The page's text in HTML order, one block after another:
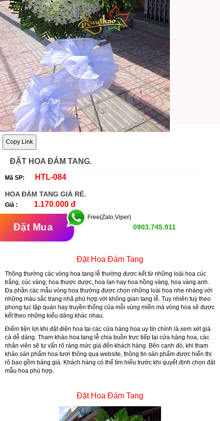
Copy Link
ĐẶT HOA ĐÁM TANG.
Mã SP: HTL-084
HOA ĐÁM TANG GIÁ RẺ.
Giá : 1.170.000 đ
Đặt Mua
Free(Zalo,Viper)
0903.745.911
Đặt Hoa Đám Tang
Thông thường các vòng hoa tang lễ thường được kết từ những loài hoa cúc
trắng, cúc vàng, hoa thược dược, hoa lan hay hoa hồng vàng, hoa vàng anh.
Đa phần các mẫu vòng hoa thường được chọn những loài hoa nhẹ nhàng với
những màu sắc trang nhã phù hợp với không gian tang lễ. Tuy nhiên tuỳ theo
phong tục tập quán hay truyền thống của mỗi vùng miền mà vòng hoa sẽ được
kết theo những kiểu dáng khác nhau.
Điểm tiện lợi khi đặt điện hoa tại các cửa hàng hoa uy tín chính là xem xét giá
cả dễ dàng. Tham khảo hoa tang lễ chia buồn trực tiếp tại cửa hàng hoa, các
nhân viên sẽ tư vấn rõ ràng mức giá đến khách hàng. Bên cạnh đó, khi tham
khảo sản phẩm hoa tươi thông qua website, thông tin sản phẩm được hiển thị
rõ bao gồm bảng giá. Khách hàng có thể tìm hiểu trước khi quyết định chọn đặt
mẫu hoa phù hợp.
Đặt Hoa Đám Tang